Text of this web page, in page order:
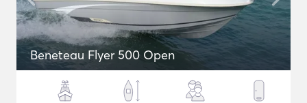
Beneteau Flyer 500 Open